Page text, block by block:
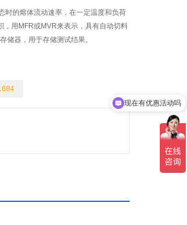
时的熔体流动速率，在一定温度和负荷
用MFR或MVR来表示，具有自动切料
储器，用于存储测试结果。
现在有优惠活动吗